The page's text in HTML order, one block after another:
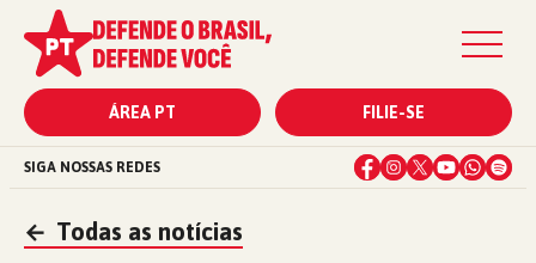
ÁREA PT FILIE-SE
SIGA NOSSAS REDES
← Todas as notícias